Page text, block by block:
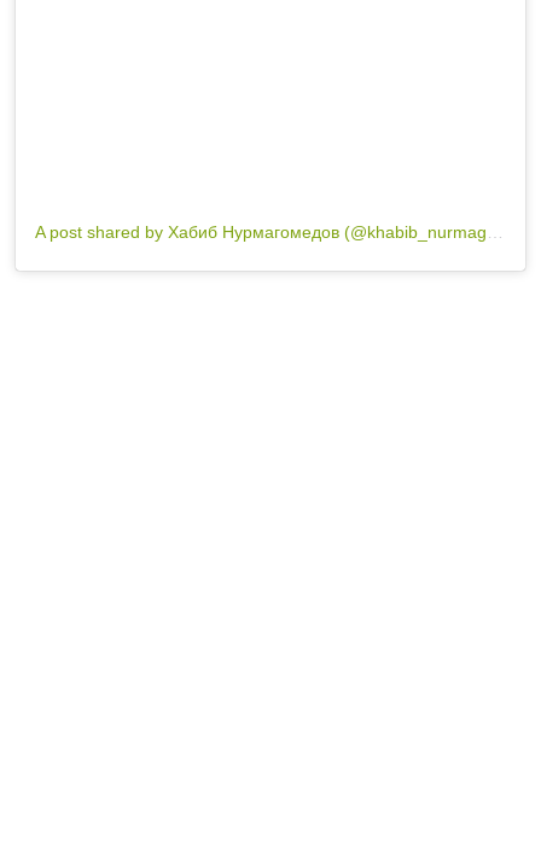
A post shared by Хабиб Нурмагомедов (@khabib_nurmagomedov)